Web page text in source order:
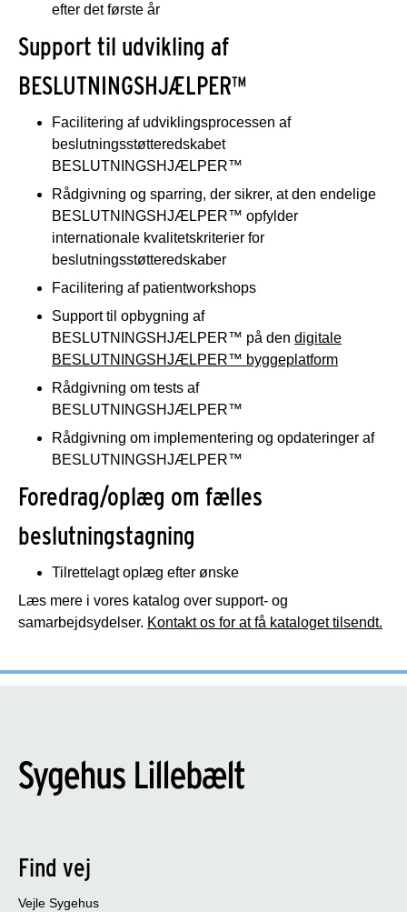
efter det første år
Support til udvikling af
BESLUTNINGSHJÆLPER™
Facilitering af udviklingsprocessen af
beslutningsstøtteredskabet
BESLUTNINGSHJÆLPER™
Rådgivning og sparring, der sikrer, at den endelige
BESLUTNINGSHJÆLPER™ opfylder
internationale kvalitetskriterier for
beslutningsstøtteredskaber
Facilitering af patientworkshops
Support til opbygning af
BESLUTNINGSHJÆLPER™ på den digitale
BESLUTNINGSHJÆLPER™ byggeplatform
Rådgivning om tests af
BESLUTNINGSHJÆLPER™
Rådgivning om implementering og opdateringer af
BESLUTNINGSHJÆLPER™
Foredrag/oplæg om fælles
beslutningstagning
Tilrettelagt oplæg efter ønske
Læs mere i vores katalog over support- og
samarbejdsydelser. Kontakt os for at få kataloget tilsendt.
Find vej
Vejle Sygehus